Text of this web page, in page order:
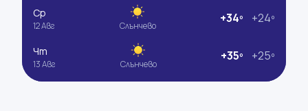
Ср
12 Авг Слънчево
+34º +24º
Чт
13 Авг Слънчево
+35º +25º